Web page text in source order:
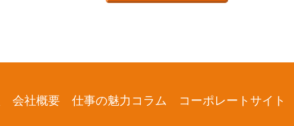
会社概要 仕事の魅力コラム コーポレートサイト